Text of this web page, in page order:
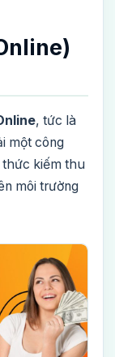
, tức là
một công
kiếm thu
môi trường